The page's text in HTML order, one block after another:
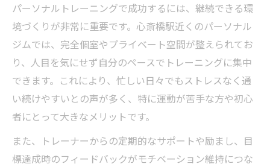
パーソナルトレーニングで成功するには、継続できる環
境づくりが非常に重要です。心斎橋駅近くのパーソナル
ジムでは、完全個室やプライベート空間が整えられてお
り、人目を気にせず自分のペースでトレーニングに集中
できます。これにより、忙しい日々でもストレスなく通
い続けやすいとの声が多く、特に運動が苦手な方や初心
者にとって大きなメリットです。
また、トレーナーからの定期的なサポートや励まし、目
標達成時のフィードバックがモチベーション維持につな